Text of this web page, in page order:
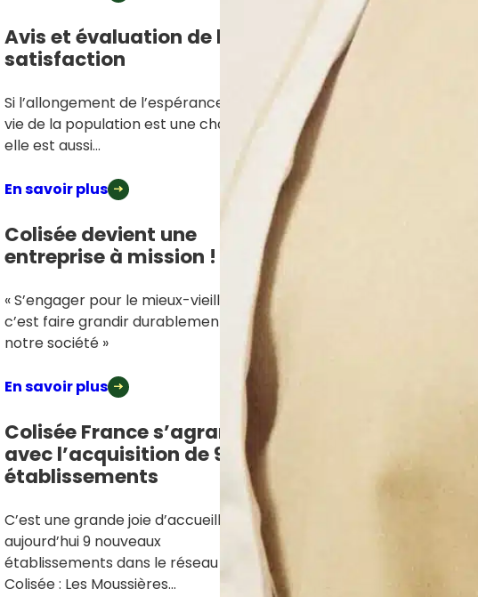
Avis et évaluation de la
satisfaction
Si l’allongement de l’espérance de
vie de la population est une chance,
elle est aussi…
En savoir plus
Colisée devient une
entreprise à mission !
« S’engager pour le mieux-vieillir,
c’est faire grandir durablement
notre société »
En savoir plus
Colisée France s’agrandit
avec l’acquisition de 9
établissements
C’est une grande joie d’accueillir
aujourd’hui 9 nouveaux
établissements dans le réseau
Colisée : Les Moussières…